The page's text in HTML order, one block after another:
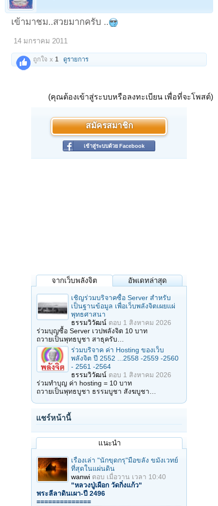
เข้ามาชม..สวยมากครับ ..
14 มกราคม 2011
ถูกใจ x 1 ดูรายการ
(คุณต้องเข้าสู่ระบบหรือลงทะเบียน เพื่อที่จะโพสต์)
สมัครสมาชิก
เข้าสู่ระบบด้วย Facebook
จากเว็บพลังจิต อัพเดทล่าสุด
เชิญร่วมบริจาคซื้อ Server สำหรับ
เป็นฐานข้อมูล เพื่อเว็บพลังจิตเผยแผ่
พุทธศาสนา
ธรรมวิวัฒน์ ตอบ 1 สิงหาคม 2026
ร่วมบุญซื้อ Server เวปพลังจิต 10 บาท
ถวายเป็นพุทธบูชา สาธุครับ…
ร่วมบริจาค ค่า Hosting ของเว็บ
พลังจิต ปี 2552 ...2558 -2559 -2560
- 2561 -2564
ธรรมวิวัฒน์ ตอบ 1 สิงหาคม 2026
ร่วมทำบุญ ค่า hosting = 10 บาท
ถวายเป็นพุทธบูชา ธรรมบูชา สังฆบูชา…
แชร์หน้านี้
แนะนำ
เรื่องเล่า "นักขุดกรุ"มือขลัง ขมังเวทย์
ที่สุดในแผ่นดิน
wanwi ตอบ เมื่อวาน เวลา 10:40
"หลวงปู่เผือก วัดกิ่งแก้ว"
พระลีลาดินเผา-ปี 2496
==============